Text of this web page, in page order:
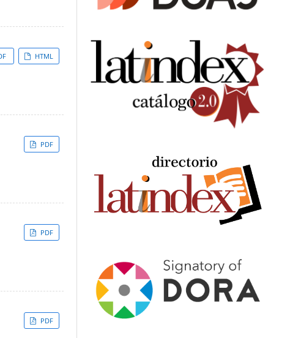
HTML
PDF
PDF
PDF